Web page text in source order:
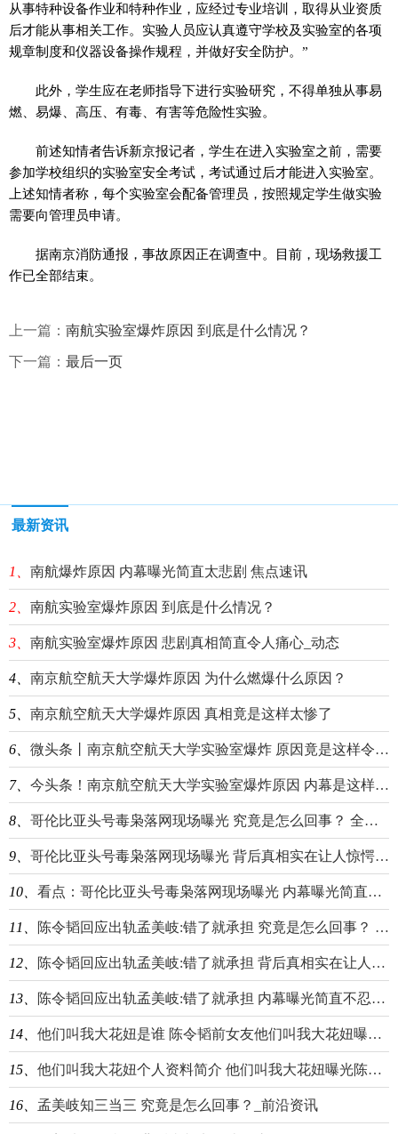
从事特种设备作业和特种作业，应经过专业培训，取得从业资质
后才能从事相关工作。实验人员应认真遵守学校及实验室的各项
规章制度和仪器设备操作规程，并做好安全防护。”
此外，学生应在老师指导下进行实验研究，不得单独从事易
燃、易爆、高压、有毒、有害等危险性实验。
前述知情者告诉新京报记者，学生在进入实验室之前，需要
参加学校组织的实验室安全考试，考试通过后才能进入实验室。
上述知情者称，每个实验室会配备管理员，按照规定学生做实验
需要向管理员申请。
据南京消防通报，事故原因正在调查中。目前，现场救援工
作已全部结束。
上一篇： 南航实验室爆炸原因 到底是什么情况？
下一篇： 最后一页
最新资讯
1、 南航爆炸原因 内幕曝光简直太悲剧 焦点速讯
2、 南航实验室爆炸原因 到底是什么情况？
3、 南航实验室爆炸原因 悲剧真相简直令人痛心_动态
4、 南京航空航天大学爆炸原因 为什么燃爆什么原因？
5、 南京航空航天大学爆炸原因 真相竟是这样太惨了
6、 微头条丨南京航空航天大学实验室爆炸 原因竟是这样令人震惊
7、 今头条！南京航空航天大学实验室爆炸原因 内幕是这样太悲剧
8、 哥伦比亚头号毒枭落网现场曝光 究竟是怎么回事？ 全球看热讯
9、 哥伦比亚头号毒枭落网现场曝光 背后真相实在让人惊愕_当前聚焦
10、 看点：哥伦比亚头号毒枭落网现场曝光 内幕曝光简直太惊人
11、 陈令韬回应出轨孟美岐:错了就承担 究竟是怎么回事？ 环球看热讯
12、 陈令韬回应出轨孟美岐:错了就承担 背后真相实在让人惊愕_聚焦
13、 陈令韬回应出轨孟美岐:错了就承担 内幕曝光简直不忍直视-报资讯
14、 他们叫我大花妞是谁 陈令韬前女友他们叫我大花妞曝陈令韬出轨孟美岐|每日看点
15、 他们叫我大花妞个人资料简介 他们叫我大花妞曝光陈令韬出轨孟美岐事件始末 天天日报
16、 孟美岐知三当三 究竟是怎么回事？_前沿资讯